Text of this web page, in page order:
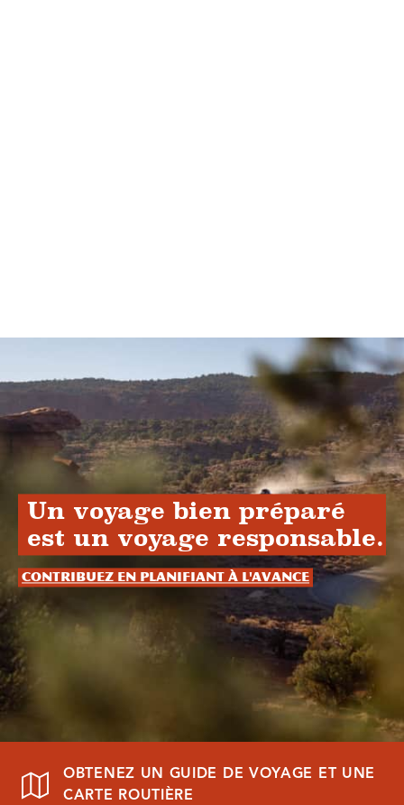
Un voyage bien préparé
est un voyage responsable.
Contribuez en planifiant à l'avance
OBTENEZ UN GUIDE DE VOYAGE ET UNE
CARTE ROUTIÈRE